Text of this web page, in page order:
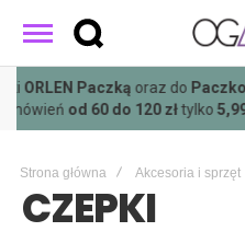
>> Darmowawysyłka
zamówień
Strona główna Akcesoria i sprzęt
CZEPKI